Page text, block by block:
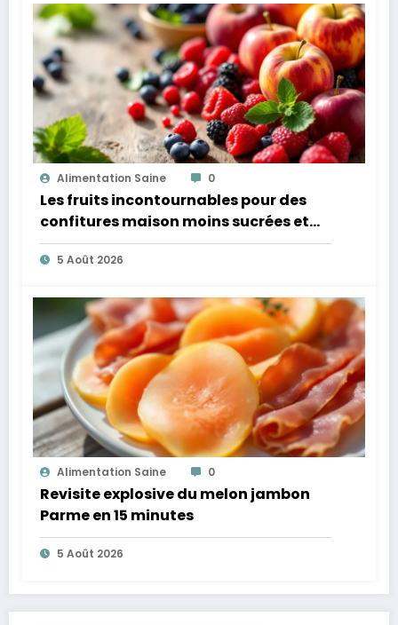
Alimentation Saine 0
Les fruits incontournables pour des
confitures maison moins sucrées et
plus légères
5 Août 2026
Alimentation Saine 0
Revisite explosive du melon jambon
Parme en 15 minutes
5 Août 2026